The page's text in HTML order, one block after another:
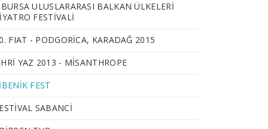
ULUSLARARASI BALKAN ÜLKELERİ
FESTİVALİ
FIAT - PODGORICA, KARADAĞ 2015
YAZ 2013 - MISANTHROPE
FEST
SABANCI